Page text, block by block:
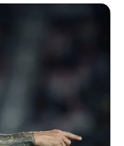
παραδοχή από
για τα ΑΤΙΑ.
επικεφαλής της